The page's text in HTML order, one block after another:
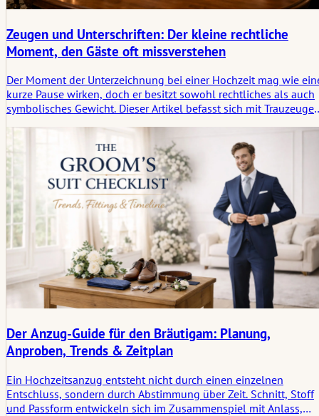
Zeugen und Unterschriften: Der kleine rechtliche
Moment, den Gäste oft missverstehen
Der Moment der Unterzeichnung bei einer Hochzeit mag wie
kurze Pause wirken, doch er besitzt sowohl rechtliches als auch
symbolisches Gewicht. Dieser Artikel befasst sich mit
dem Ablauf der Zeremonie und wie ein kleiner offizieller Akt im
Stillen zu einem Ritual werden kann.
Der Anzug-Guide für den Bräutigam: Planung,
Anproben, Trends & Zeitplan
Ein Hochzeitsanzug entsteht nicht durch einen einzelnen
Entschluss, sondern durch Abstimmung über Zeit. Schnitt, Stoff
und Passform entwickeln sich im Zusammenspiel mit Anlass,